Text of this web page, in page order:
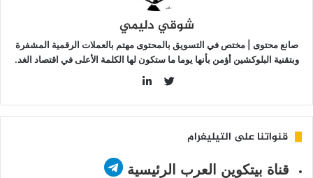
شوقي دليمي
صانع محتوى | مختص في التسويق بالمحتوى مهتم بالعملات الرقمية المشفرة
وبتقنية البلوكشين أؤمن بأنها يوما ما ستكون لها الكلمة الأعلى في اقتصاد الغد.
قنواتنا على التيليغرام
قناة بيتكوين العرب الرئيسية